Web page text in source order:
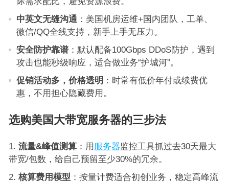
中英文无缝沟通 ：美国机房运维+国内团队，工单、
微信/QQ全线支持，新手上手无压力。
安全防护靠谱：默认配备100Gbps DDoS防护，遇到
攻击也能秒级响应，适合做业务“护城河”。
促销活动多，价格透明 ：时常有低价年付或续费优
惠，不用担心隐藏费用。
选购美国大带宽服务器的三步法
流量&峰值测算：用 服务器监控工具抓过去30天最大
带宽/包数，给自己预留至少30%的冗余。
核算费用模型 ：按量计费适合初创业务，稳定高峰流